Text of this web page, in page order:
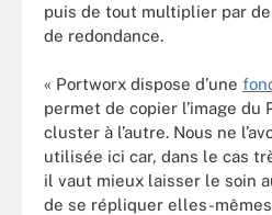
puis de tout multiplier par
de redondance.
« Portworx dispose d’une
permet de copier l’image du
cluster à l’autre. Nous ne
utilisée ici car, dans le cas
il vaut mieux laisser le soin
de se répliquer elles-